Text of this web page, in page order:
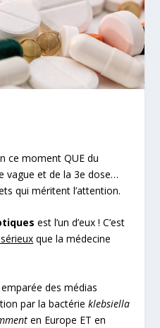
ce moment QUE du
vague et de la 3e dose…
qui méritent l’attention.
est l’un d’eux ! C’est
que la médecine
des médias
par la bactérieklebsiella
en Europe ET en